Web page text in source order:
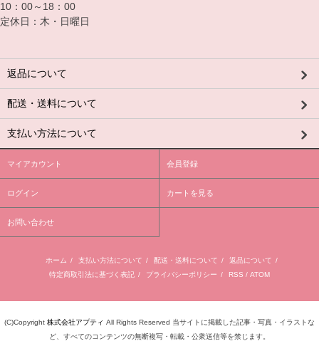
10：00～18：00
定休日：木・日曜日
返品について
配送・送料について
支払い方法について
マイアカウント 会員登録
ログイン カートを見る
お問い合わせ
ホーム / 支払い方法について / 配送・送料について / 返品について /
特定商取引法に基づく表記 / プライバシーポリシー / RSS / ATOM
(C)Copyright 株式会社アプティ All Rights Reserved 当サイトに掲載した記事・写真・イラストな
ど、すべてのコンテンツの無断複写・転載・公衆送信等を禁じます。